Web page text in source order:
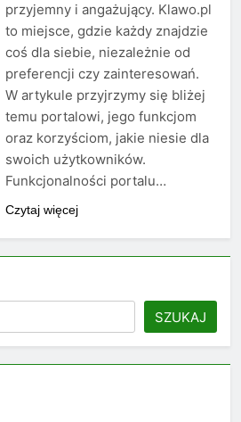
przyjemny i angażujący. Klawo.pl
to miejsce, gdzie każdy znajdzie
coś dla siebie, niezależnie od
preferencji czy zainteresowań.
W artykule przyjrzymy się bliżej
temu portalowi, jego funkcjom
oraz korzyściom, jakie niesie dla
swoich użytkowników.
Funkcjonalności portalu…
Czytaj więcej
SZUKAJ